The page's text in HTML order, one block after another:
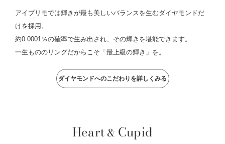
アイプリモでは輝きが最も美しいバランスを生むダイヤモンドだ
けを採用。
約0.0001％の確率で生み出され、その輝きを堪能できます。
一生もののリングだからこそ「最上級の輝き」を。
ダイヤモンドへのこだわりを詳しくみる
Heart& Cupid